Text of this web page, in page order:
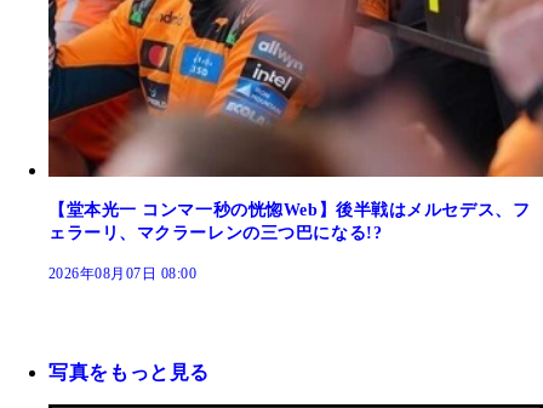
【堂本光一 コンマ一秒の恍惚Web】後半戦はメルセデス、フ
ェラーリ、マクラーレンの三つ巴になる!?
2026年08月07日 08:00
写真をもっと見る